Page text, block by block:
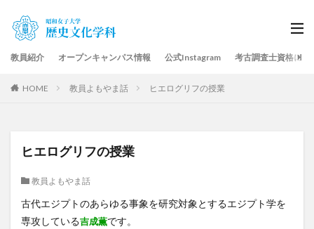
教員紹介 オープンキャンパス情報 公式Instagram 考古調査士資格につ
HOME 教員よもやま話 ヒエログリフの授業
ヒエログリフの授業
教員よもやま話
古代エジプトのあらゆる事象を研究対象とするエジプト学を
専攻している吉成薫です。